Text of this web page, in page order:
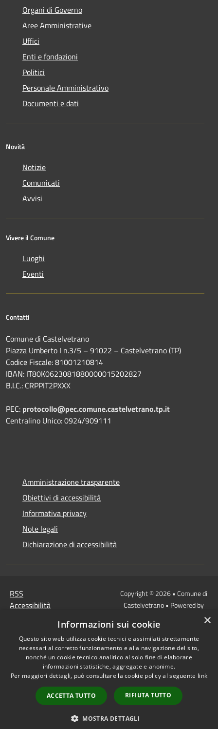
Organi di Governo
Aree Amministrative
Uffici
Enti e fondazioni
Politici
Personale Amministrativo
Documenti e dati
Novità
Notizie
Comunicati
Avvisi
Vivere il Comune
Luoghi
Eventi
Contatti
Comune di Castelvetrano
Piazza Umberto I n.3/5 – 91022 – Castelvetrano (TP)
Codice Fiscale: 81001210814
IBAN: IT80K0623081880000015202827
B.I.C.: CRPPIT2PXXX
PEC: protocollo@pec.comune.castelvetrano.tp.it
Centralino Unico: 0924/909111
Amministrazione trasparente
Obiettivi di accessibilità
Informativa privacy
Note legali
Dichiarazione di accessibilità
RSS
Accessibilità
Mappa del sito
Link
Protocollo Urbi Smart
Cedolino Online
Posta elettronica
ordinaria
Copyright © 2026 • Comune di
Castelvetrano • Powered by
redazione
×
Informazioni sui cookie
Questo sito web utilizza cookie tecnici e assimilati strettamente
necessari al corretto funzionamento e alla navigazione del sito,
nonché un cookie tecnico analitico al solo fine di elaborare
informazioni statistiche, aggregate e anonime.
Per maggiori dettagli, può consultare la cookie policy al seguente link
ACCETTA TUTTO RIFIUTA TUTTO
MOSTRA DETTAGLI